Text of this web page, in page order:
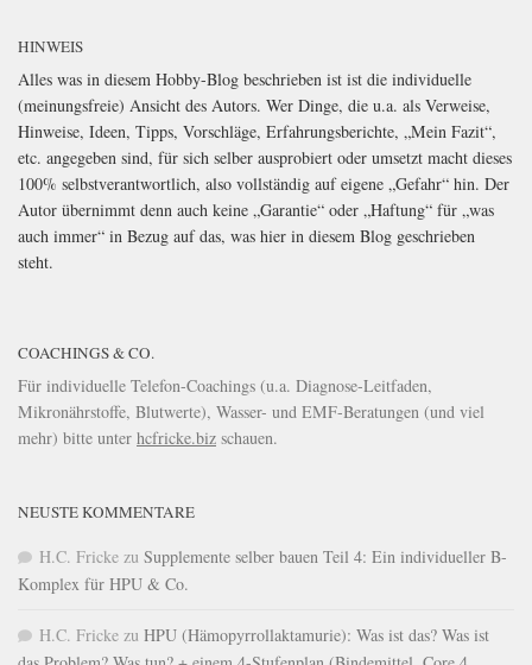
HINWEIS
Alles was in diesem Hobby-Blog beschrieben ist ist die individuelle
(meinungsfreie) Ansicht des Autors. Wer Dinge, die u.a. als Verweise,
Hinweise, Ideen, Tipps, Vorschläge, Erfahrungsberichte, „Mein Fazit“,
etc. angegeben sind, für sich selber ausprobiert oder umsetzt macht dieses
100% selbstverantwortlich, also vollständig auf eigene „Gefahr“ hin. Der
Autor übernimmt denn auch keine „Garantie“ oder „Haftung“ für „was
auch immer“ in Bezug auf das, was hier in diesem Blog geschrieben
steht.
COACHINGS & CO.
Für individuelle Telefon-Coachings (u.a. Diagnose-Leitfaden,
Mikronährstoffe, Blutwerte), Wasser- und EMF-Beratungen (und viel
mehr) bitte unter hcfricke.biz schauen.
NEUSTE KOMMENTARE
H.C. Fricke zu Supplemente selber bauen Teil 4: Ein individueller B-
Komplex für HPU & Co.
H.C. Fricke zu HPU (Hämopyrrollaktamurie): Was ist das? Was ist